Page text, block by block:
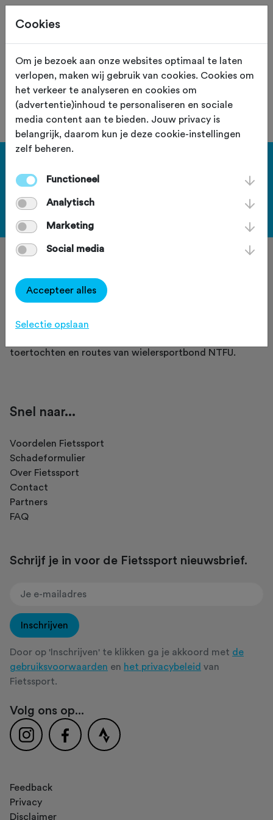
De toertocht met nummer "59583" is
niet gevonden.
voor het PLUS account.
Bekijk de voordelen
toertochten en routes van wielersportbond NTFU.
Snel naar...
Voordelen Fietssport
Schadeformulier
Over Fietssport
Contact
Partners
FAQ
Schrijf je in voor de Fietssport nieuwsbrief.
Inschrijven
Door op 'Inschrijven' te klikken ga je akkoord met de
gebruiksvoorwaarden en het privacybeleid van
Fietssport.
Volg ons op...
Feedback
Privacy
Disclaimer
Cookies
Om je bezoek aan onze websites optimaal te laten
verlopen, maken wij gebruik van cookies. Cookies om
het verkeer te analyseren en cookies om
(advertentie)inhoud te personaliseren en sociale
media content aan te bieden. Jouw privacy is
belangrijk, daarom kun je deze cookie-instellingen
zelf beheren.
Functioneel
Analytisch
Marketing
Social media
Accepteer alles
Selectie opslaan